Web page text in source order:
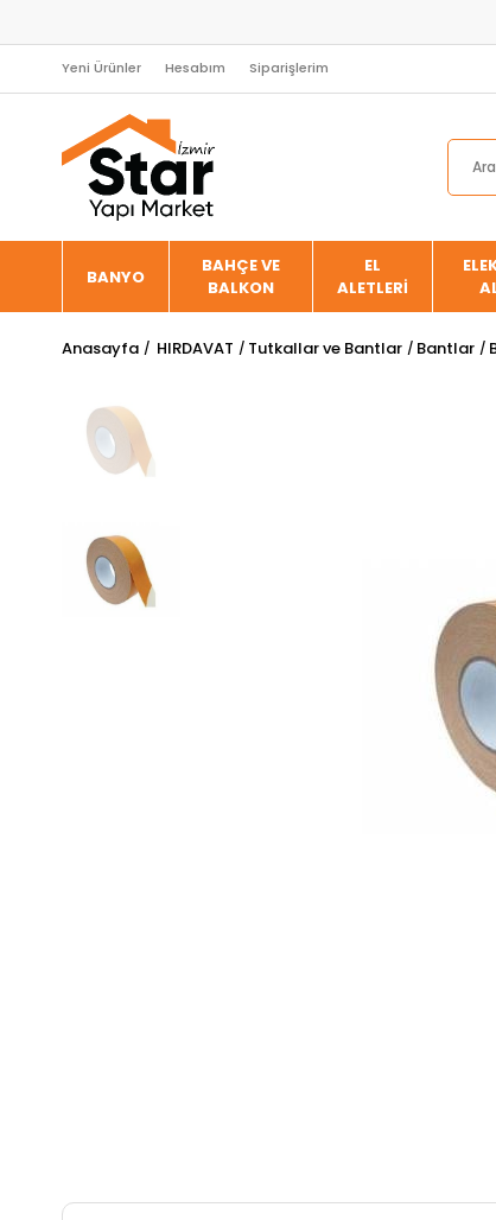
Yeni Ürünler Hesabım Siparişlerim
BANYO
BAHÇE VE
BALKON
EL
ALETLERİ
Anasayfa HIRDAVAT Tutkallar ve Bantlar Bantlar